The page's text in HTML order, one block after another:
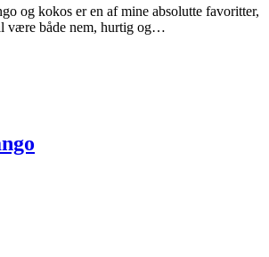
og kokos er en af mine absolutte favoritter,
være både nem, hurtig og…